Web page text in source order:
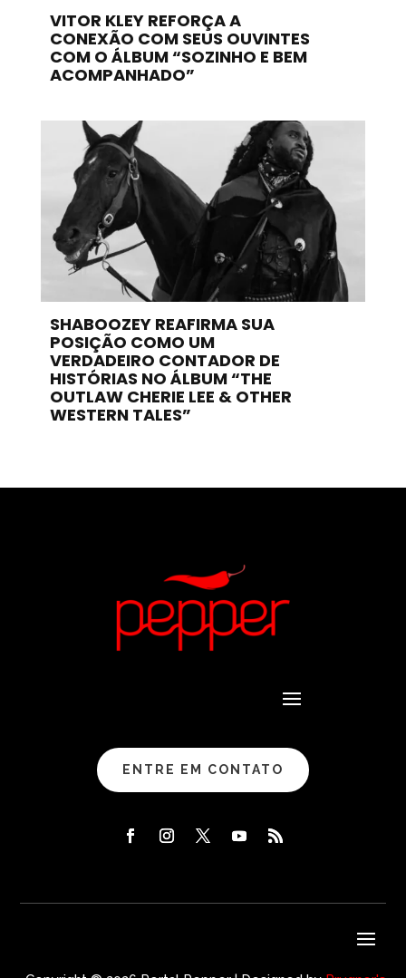
VITOR KLEY REFORÇA A
CONEXÃO COM SEUS OUVINTES
COM O ÁLBUM “SOZINHO E BEM
ACOMPANHADO”
SHABOOZEY REAFIRMA SUA
POSIÇÃO COMO UM
VERDADEIRO CONTADOR DE
HISTÓRIAS NO ÁLBUM “THE
OUTLAW CHERIE LEE & OTHER
WESTERN TALES”
ENTRE EM CONTATO